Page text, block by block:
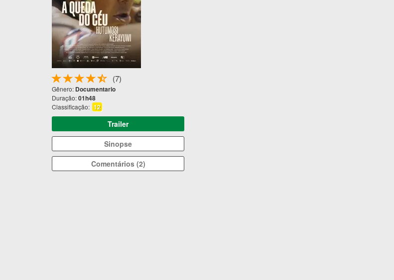
(7)
Gênero: Documentario
Duração:01h48
Classificação: 12
Trailer
Sinopse
Comentários (2)